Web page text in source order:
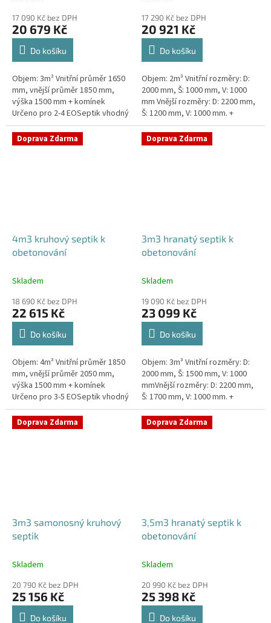
produktu
je
5,0
hvězdiček.
17 090 Kč bez DPH
20 679 Kč
Do košíku
Objem: 3m³ Vnitřní průměr 1650
mm, vnější průměr 1850 mm,
výška 1500 mm + komínek
Určeno pro 2-4 EOSeptik vhodný
pod parkovací stání,
komunikace a do jílovité...
produktu
je
4,8
hvězdiček.
17 290 Kč bez DPH
20 921 Kč
Do košíku
Objem: 2m³ Vnitřní rozměry: D:
2000 mm, Š: 1000 mm, V: 1000
mm Vnější rozměry: D: 2200 mm,
Š: 1200 mm, V: 1000 mm. +
komínek Určeno pro 1-3
EOSeptik vhodný pod
parkovací...
Doprava Zdarma
4m3 kruhový septik k
obetonování
Skladem
18 690 Kč bez DPH
22 615 Kč
Do košíku
Objem: 4m³ Vnitřní průměr 1850
mm, vnější průměr 2050 mm,
výška 1500 mm + komínek
Určeno pro 3-5 EOSeptik vhodný
pod parkovací stání,
komunikace a do jílovité
zeminyPrůměr...
Doprava Zdarma
3m3 hranatý septik k
obetonování
Skladem
19 090 Kč bez DPH
23 099 Kč
Do košíku
Objem: 3m³ Vnitřní rozměry: D:
2000 mm, Š: 1500 mm, V: 1000
mmVnější rozměry: D: 2200 mm,
Š: 1700 mm, V: 1000 mm. +
komínek Určeno pro 2-4
EOSeptik vhodný pod parkovací
stání,...
Doprava Zdarma
3m3 samonosný kruhový
septik
Skladem
20 790 Kč bez DPH
25 156 Kč
Do košíku
Doprava Zdarma
3,5m3 hranatý septik k
obetonování
Skladem
20 990 Kč bez DPH
25 398 Kč
Do košíku